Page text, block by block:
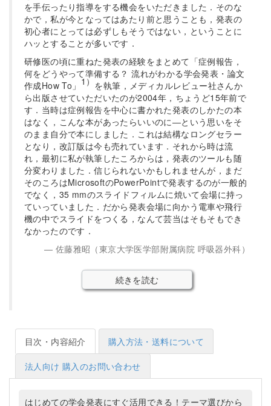
を手伝ったり指導をする機会をいただきました．そのな
かで，私が今となってはあたり前と思うことも，発表の
初心者にとっては必ずしもそうではない，ということに
ハッとすることが多いです．
研修医の頃に重ねた発表の経験をまとめて「症例報告，
何をどうやって準備する？ 流れがわかる学会発表・論文
作成How To」 1） を執筆，メディカルレビュー社さんか
ら出版させていただいたのが2004年，ちょうど15年前で
す．当時は症例報告を中心に書かれた発表のしかたの本
はなく，こんな本があったらいいのに―という思いをそ
のまま自分で本にしました．これは結構なロングセラー
となり，改訂版は今も売れています．それから時は流
れ，最初に私が執筆したころからは，発表のツールも随
分変わりました．信じられないかもしれませんが，まだ
そのころはMicrosoftのPowerPointで発表するのが一般的
でなく，35 mmのスライドフィルムに焼いて会場に持っ
ていっていました．だから発表会場に向かう電車や飛行
機の中でスライドをつくる，なんて芸当はそもそもでき
なかったのです．
佐藤雅昭（東京大学医学部附属病院 呼吸器外科）
続きを読む
目次・内容紹介 購入方法・送料について
法人向け 購入のお問い合わせ
はじめての学会発表にすぐ活用できる！テーマ選びから